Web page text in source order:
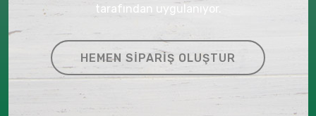
tarafından uygulanıyor.
HEMEN SIPARIŞ OLUŞTUR